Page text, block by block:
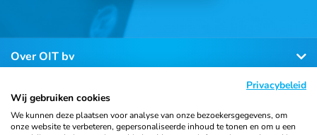
Over OIT bv
Klantenservice
Privacybeleid
Wij gebruiken cookies
We kunnen deze plaatsen voor analyse van onze bezoekersgegevens, om
onze website te verbeteren, gepersonaliseerde inhoud te tonen en om u een